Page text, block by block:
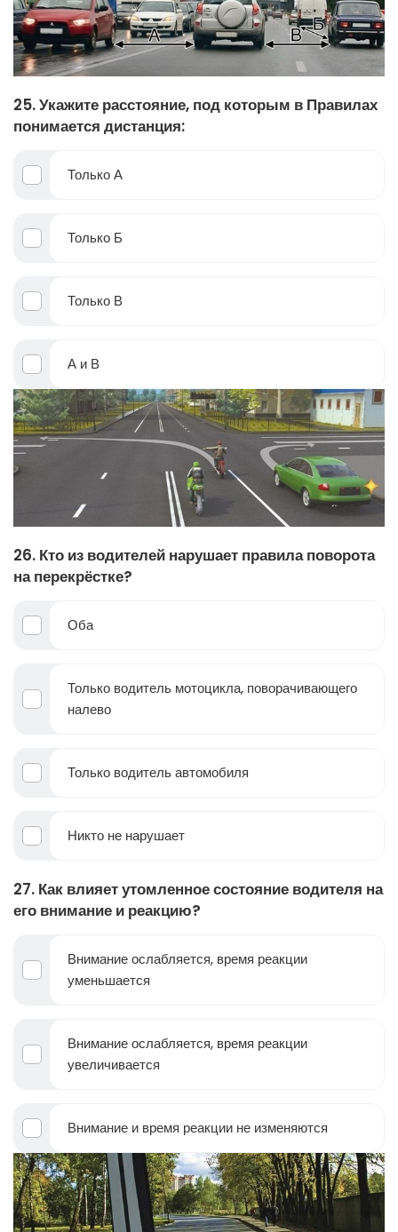
25. Укажите расстояние, под которым в Правилах
понимается дистанция:
Только А
Только Б
Только В
А и В
26. Кто из водителей нарушает правила поворота
на перекрёстке?
Оба
Только водитель мотоцикла, поворачивающего
налево
Только водитель автомобиля
Никто не нарушает
27. Как влияет утомленное состояние водителя на
его внимание и реакцию?
Внимание ослабляется, время реакции
уменьшается
Внимание ослабляется, время реакции
увеличивается
Внимание и время реакции не изменяются